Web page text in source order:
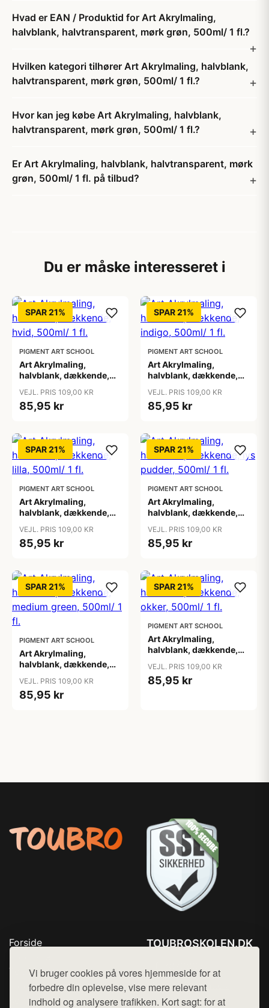
Vi bruger cookies på vores hjemmeside for at
forbedre din oplevelse, vise mere relevant
indhold og analysere trafikken. Kort sagt: for at
Hvad er EAN / Produktid for Art Akrylmaling,
halvblank, halvtransparent, mørk grøn, 500ml/ 1 fl.?
Hvilken kategori tilhører Art Akrylmaling, halvblank,
halvtransparent, mørk grøn, 500ml/ 1 fl.?
Hvor kan jeg købe Art Akrylmaling, halvblank,
halvtransparent, mørk grøn, 500ml/ 1 fl.?
Er Art Akrylmaling, halvblank, halvtransparent, mørk
grøn, 500ml/ 1 fl. på tilbud?
Du er måske interesseret i
SPAR 21%
PIGMENT ART SCHOOL
Art Akrylmaling,
halvblank, dækkende,
VEJL. PRIS 109,00 KR
85,95 kr
SPAR 21%
PIGMENT ART SCHOOL
Art Akrylmaling,
halvblank, dækkende,
VEJL. PRIS 109,00 KR
85,95 kr
SPAR 21%
PIGMENT ART SCHOOL
Art Akrylmaling,
halvblank, dækkende,
VEJL. PRIS 109,00 KR
85,95 kr
SPAR 21%
PIGMENT ART SCHOOL
Art Akrylmaling,
halvblank, dækkende,
VEJL. PRIS 109,00 KR
85,95 kr
SPAR 21%
PIGMENT ART SCHOOL
Art Akrylmaling,
halvblank, dækkende,
fl.
VEJL. PRIS 109,00 KR
85,95 kr
SPAR 21%
PIGMENT ART SCHOOL
Art Akrylmaling,
halvblank, dækkende,
VEJL. PRIS 109,00 KR
85,95 kr
Forside
Top Rabatter
Blog
Kontakt
TOUBROSKOLEN.DK
Mail: hej@want.dk